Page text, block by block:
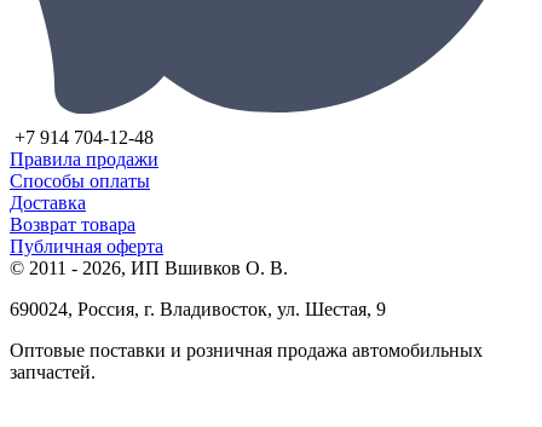
+7 914 704-12-48
Правила продажи
Способы оплаты
Доставка
Возврат товара
Публичная оферта
© 2011 - 2026, ИП Вшивков О. В.
690024, Россия, г. Владивосток, ул. Шестая, 9
Оптовые поставки и розничная продажа автомобильных
запчастей.